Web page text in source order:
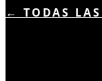
← TODAS